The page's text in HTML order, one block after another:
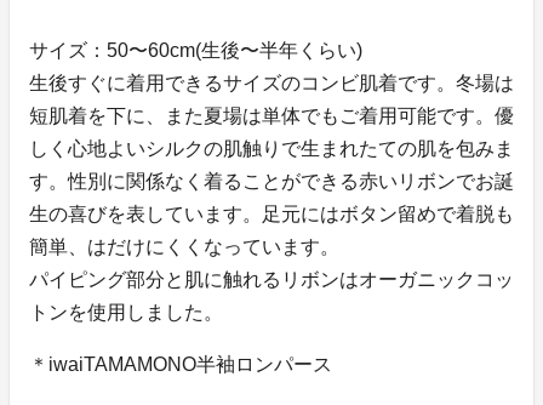
サイズ：50〜60cm(生後〜半年くらい)
生後すぐに着用できるサイズのコンビ肌着です。冬場は
短肌着を下に、また夏場は単体でもご着用可能です。優
しく心地よいシルクの肌触りで生まれたての肌を包みま
す。性別に関係なく着ることができる赤いリボンでお誕
生の喜びを表しています。足元にはボタン留めで着脱も
簡単、はだけにくくなっています。
パイピング部分と肌に触れるリボンはオーガニックコッ
トンを使用しました。
＊iwaiTAMAMONO半袖ロンパース